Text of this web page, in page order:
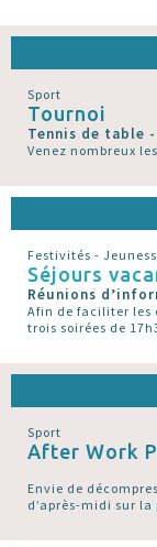
Sport
Tournoi
Tennis de table -
Venez nombreux
Festivités -
Séjours
Réunions
Afin de faciliter les
trois soirées de
Sport
After Work
Envie de
d’après-midi sur